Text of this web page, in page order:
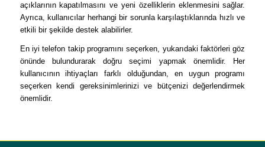
açıklarının kapatılmasını ve yeni özelliklerin eklenmesini sağlar.
Ayrıca, kullanıcılar herhangi bir sorunla karşılaştıklarında hızlı ve
etkili bir şekilde destek alabilirler.
En iyi telefon takip programını seçerken, yukarıdaki faktörleri göz
önünde bulundurarak doğru seçimi yapmak önemlidir. Her
kullanıcının ihtiyaçları farklı olduğundan, en uygun programı
seçerken kendi gereksinimlerinizi ve bütçenizi değerlendirmek
önemlidir.